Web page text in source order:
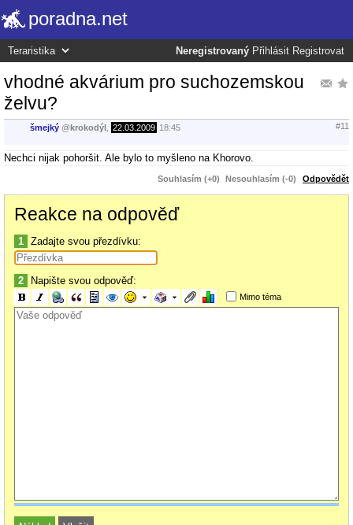
poradna.net
Neregistrovaný Přihlásit Registrovat
vhodné akvárium pro suchozemskou
želvu?
šmejký @krokodýl 22.03.2009 18:45 #11
Nechci nijak pohoršit. Ale bylo to myšleno na Khorovo.
Souhlasím (+0) Nesouhlasím (-0) Odpovědět
Reakce na odpověď
1 Zadajte svou přezdívku:
2 Napište svou odpověď:
Mimo téma